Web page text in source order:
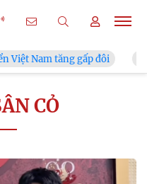
Nam tăng gấp đôi
CỎ